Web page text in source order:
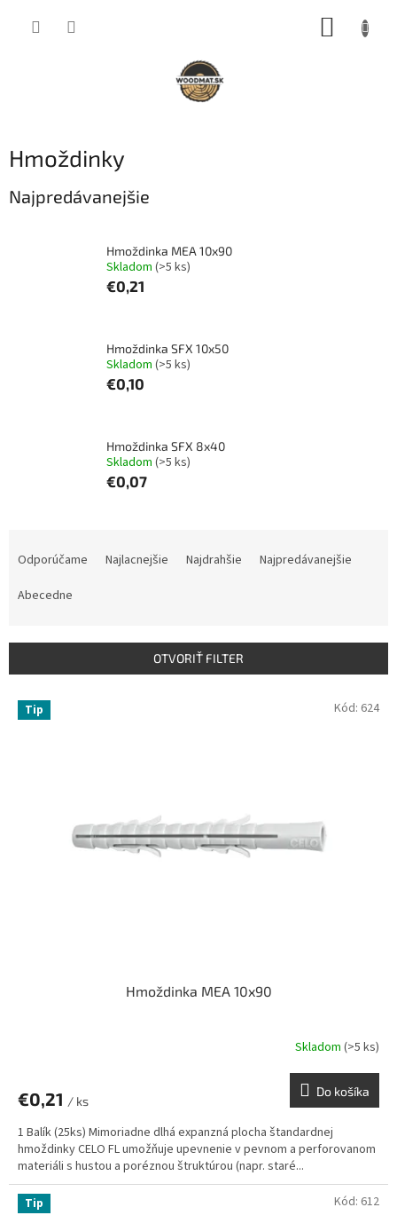
Hmoždinky
Najpredávanejšie
Hmoždinka MEA 10x90
Skladom (>5 ks)
€0,21
Hmoždinka SFX 10x50
Skladom (>5 ks)
€0,10
Hmoždinka SFX 8x40
Skladom (>5 ks)
€0,07
p
Odporúčame Najlacnejšie Najdrahšie
Najpredávanejšie
Abecedne
OTVORIŤ FILTER
V Tip
Hmoždinka MEA 10x90
Skladom (>5 ks)
€0,21 / ks
Do košíka
1 Balík (25ks) Mimoriadne dlhá expanzná plocha štandardnej
hmoždinky CELO FL umožňuje upevnenie v pevnom a perforovanom
materiáli s hustou a poréznou štruktúrou (napr. staré...
Kód: 624
Tip Kód: 612